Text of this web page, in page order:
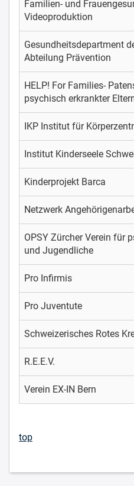
Familien- und
Videoproduktion
Gesundheitsdepartment
Abteilung Prävention
HELP! For Families-
psychisch erkrankter
IKP Institut für
Institut Kinderseele
Kinderprojekt Barca
Netzwerk
OPSY Zürcher Verein für
und Jugendliche
Pro Infirmis
Pro Juventute
Schweizerisches Rotes
R.E.E.V.
Verein EX-IN Bern
top